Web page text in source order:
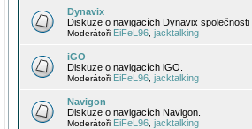
Dynavix
Diskuze o navigacích Dynavix společnosti
Moderátoři EiFeL96 jacktalking
iGO
Diskuze o navigacích iGO.
Moderátoři EiFeL96 jacktalking
Navigon
Diskuze o navigacích Navigon.
Moderátoři EiFeL96 jacktalking